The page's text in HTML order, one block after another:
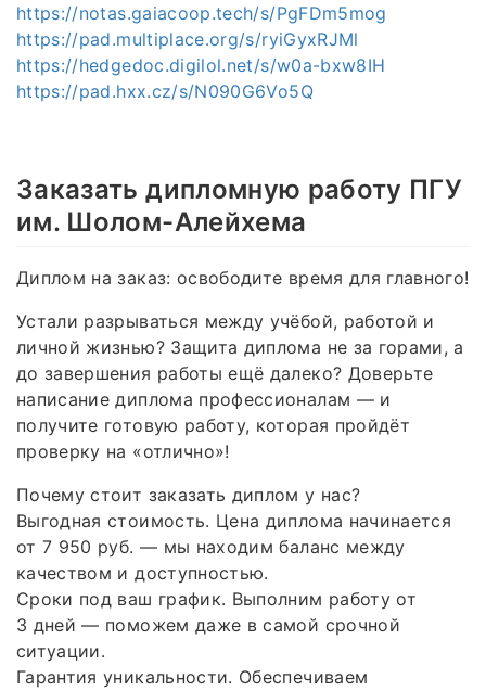
https://notas.gaiacoop.tech/s/PgFDm5mog
https://pad.multiplace.org/s/ryiGyxRJMl
https://hedgedoc.digilol.net/s/w0a-bxw8IH
https://pad.hxx.cz/s/N090G6Vo5Q
Заказать дипломную работу ПГУ
им. Шолом-Алейхема
Диплом на заказ: освободите время для главного!
Устали разрываться между учёбой, работой и
личной жизнью? Защита диплома не за горами, а
до завершения работы ещё далеко? Доверьте
написание диплома профессионалам — и
получите готовую работу, которая пройдёт
проверку на «отлично»!
Почему стоит заказать диплом у нас?
Выгодная стоимость. Цена диплома начинается
от 7 950 руб. — мы находим баланс между
качеством и доступностью.
Сроки под ваш график. Выполним работу от
3 дней — поможем даже в самой срочной
ситуации.
Гарантия уникальности. Обеспечиваем